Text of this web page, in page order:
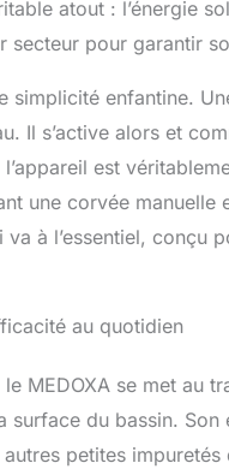
être
atout : l’énergie
secteur pour garantir
simplicité enfantine.
Il s’active alors et
est
une corvée
va à l’essentiel, conçu
au quotidien
MEDOXA se met au
surface du bassin.
petites